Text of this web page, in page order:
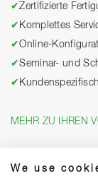
We use
✔Zertifizierte
✔ Komplettes
✔Online-
✔Seminar- und
✔
MEHR ZU IHREN